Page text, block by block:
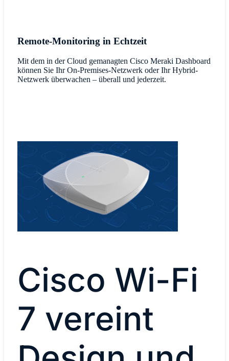
Remote-Monitoring in Echtzeit
Mit dem in der Cloud gemanagten Cisco Meraki Dashboard
können Sie Ihr On-Premises-Netzwerk oder Ihr Hybrid-
Netzwerk überwachen – überall und jederzeit.
Cisco Wi-Fi
7 vereint